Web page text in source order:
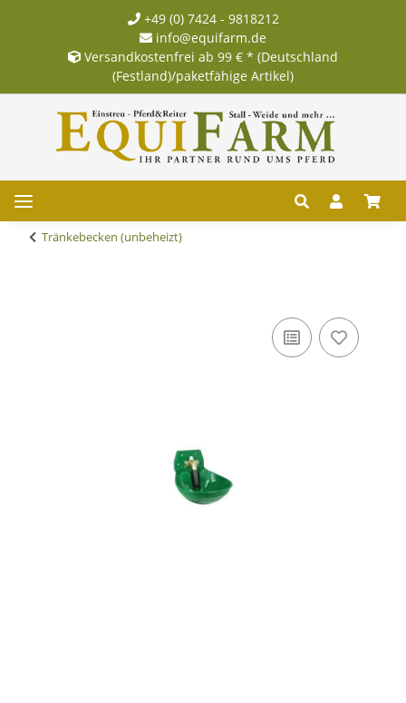
+49 (0) 7424 - 9818212
info@equifarm.de
Versandkostenfrei ab 99 € * (Deutschland
(Festland)/paketfähige Artikel)
Tränkebecken (unbeheizt)